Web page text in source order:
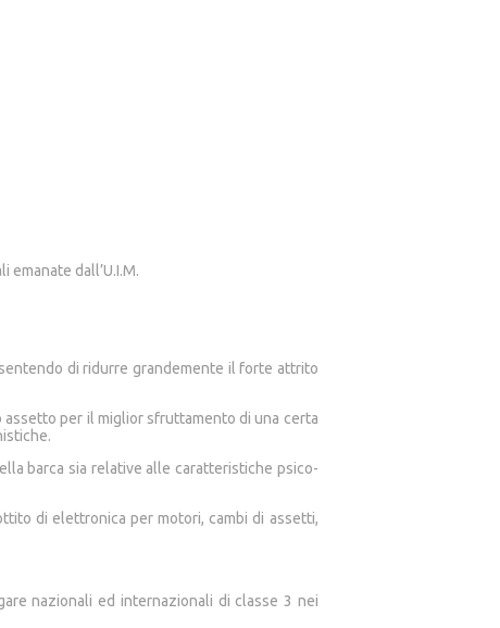
dall’U.I.M.
di ridurre grandemente il forte attrito
per il miglior sfruttamento di una certa
barca sia relative alle caratteristiche psico-
di elettronica per motori, cambi di assetti,
nazionali ed internazionali di classe 3 nei